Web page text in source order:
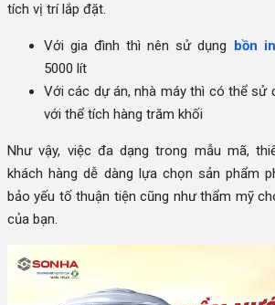
tích vị trí lắp đặt.
Với gia đình thì nên sử dụng bồn
5000 lít
Với các dự án, nhà máy thì có thể sử
với thể tích hàng trăm khối
Như vậy, việc đa dạng trong mẫu mã,
khách hàng dễ dàng lựa chọn sản phẩm
bảo yếu tố thuận tiện cũng như thẩm mỹ
của bạn.